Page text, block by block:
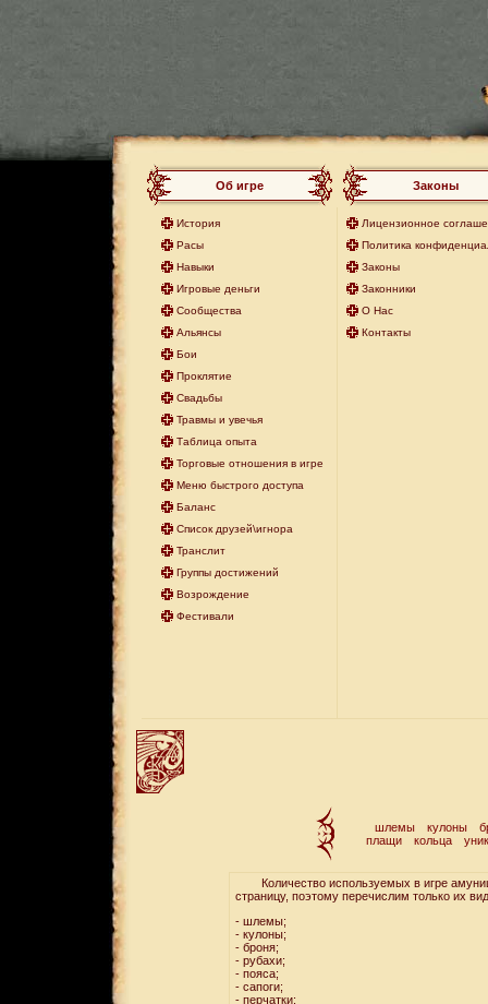
Об игре Законы
История
Расы
Навыки
Игровые деньги
Сообщества
Альянсы
Бои
Проклятие
Свадьбы
Травмы и увечья
Таблица опыта
Торговые отношения в игре
Меню быстрого доступа
Баланс
Список друзей\игнора
Транслит
Группы достижений
Возрождение
Фестивали
Лицензионное
Политика
Законы
Законники
О Нас
Контакты
шлемы кулоны
плащи
кольца
Количество используемых в игре
страницу, поэтому перечислим только их
- шлемы;
- кулоны;
- броня;
- рубахи;
- пояса;
- сапоги;
- перчатки;